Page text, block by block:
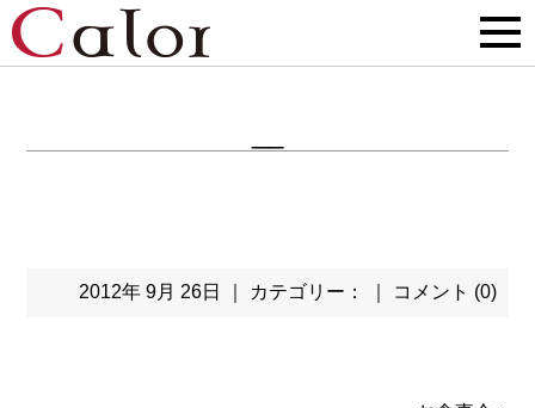
2012年 9月 26日 ｜ カテゴリー： ｜ コメント (0)